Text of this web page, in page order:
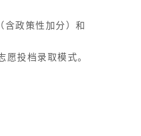
含政策性加分）和
投档录取模式。